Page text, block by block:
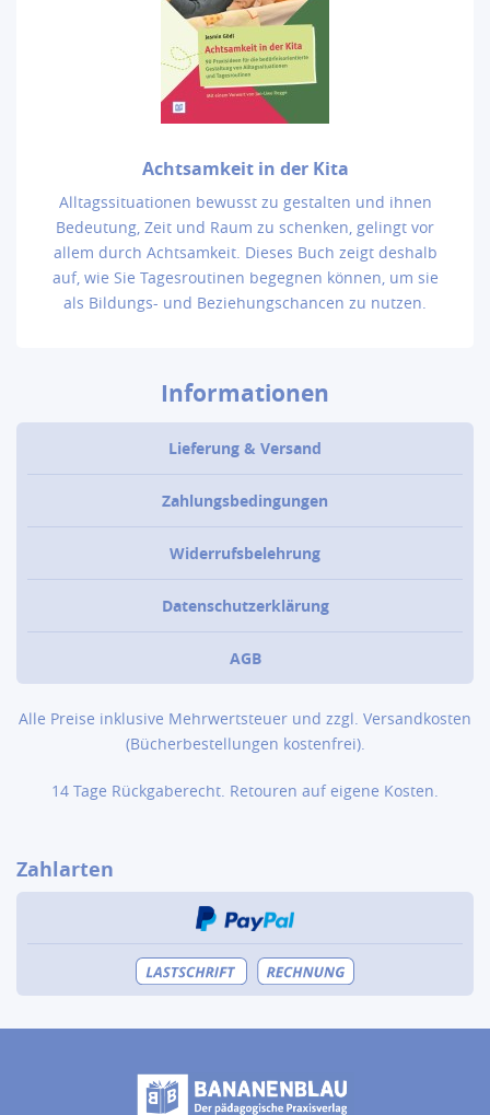
Achtsamkeit in der Kita
Alltagssituationen bewusst zu gestalten und ihnen
Bedeutung, Zeit und Raum zu schenken, gelingt vor
allem durch Achtsamkeit. Dieses Buch zeigt deshalb
auf, wie Sie Tagesroutinen begegnen können, um sie
als Bildungs- und Beziehungschancen zu nutzen.
Informationen
Lieferung & Versand
Zahlungsbedingungen
Widerrufsbelehrung
Datenschutzerklärung
AGB
Alle Preise inklusive Mehrwertsteuer und zzgl. Versandkosten
(Bücher­bestellungen kostenfrei).
14 Tage Rückgaberecht. Retouren auf eigene Kosten.
Zahlarten